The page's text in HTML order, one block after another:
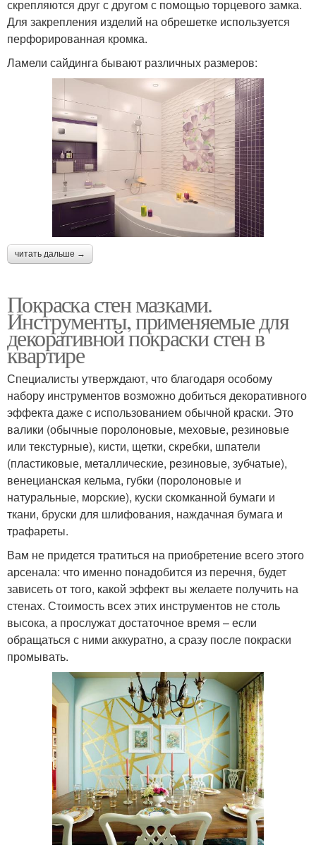
скрепляются друг с другом с помощью торцевого замка.
Для закрепления изделий на обрешетке используется
перфорированная кромка.
Ламели сайдинга бывают различных размеров:
читать дальше →
Покраска стен мазками.
Инструменты, применяемые для
декоративной покраски стен в
квартире
Специалисты утверждают, что благодаря особому
набору инструментов возможно добиться декоративного
эффекта даже с использованием обычной краски. Это
валики (обычные поролоновые, меховые, резиновые
или текстурные), кисти, щетки, скребки, шпатели
(пластиковые, металлические, резиновые, зубчатые),
венецианская кельма, губки (поролоновые и
натуральные, морские), куски скомканной бумаги и
ткани, бруски для шлифования, наждачная бумага и
трафареты.
Вам не придется тратиться на приобретение всего этого
арсенала: что именно понадобится из перечня, будет
зависеть от того, какой эффект вы желаете получить на
стенах. Стоимость всех этих инструментов не столь
высока, а прослужат достаточное время – если
обращаться с ними аккуратно, а сразу после покраски
промывать.